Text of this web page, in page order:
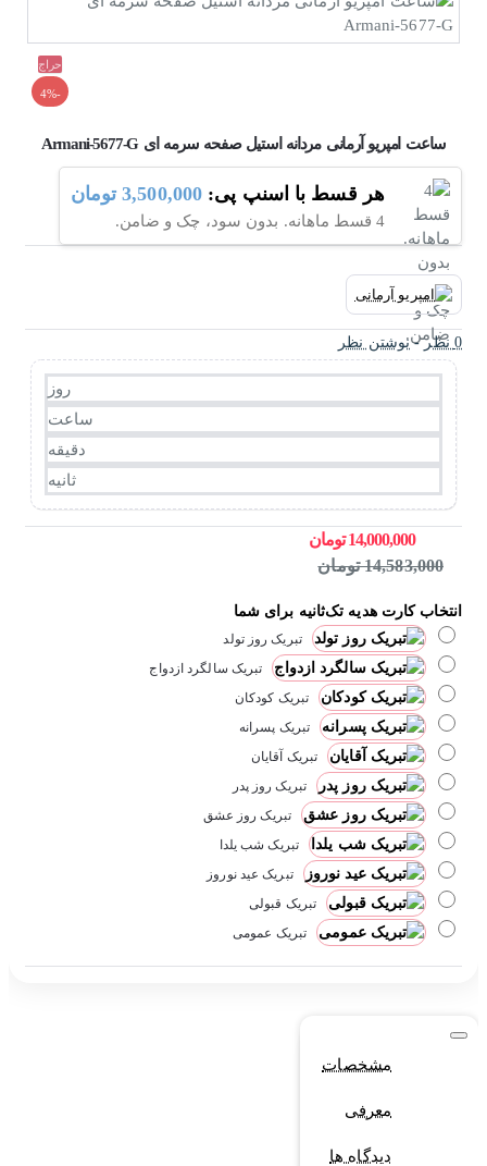
حراج
-4%
ساعت امپریو آرمانی مردانه استیل صفحه سرمه ای Armani-5677-G
هر قسط با اسنپ پی: 3,500,000 تومان
4 قسط ماهانه. بدون سود، چک و ضامن.
0 نظر - نوشتن نظر
روز
ساعت
دقیقه
ثانیه
14,000,000 تومان
14,583,000 تومان
انتخاب کارت هدیه تک‌ثانیه برای شما
تبریک روز تولد
تبریک سالگرد ازدواج
تبریک کودکان
تبریک پسرانه
تبریک آقایان
تبریک روز پدر
تبریک روز عشق
تبریک شب یلدا
تبریک عید نوروز
تبریک قبولی
تبریک عمومی
مشخصات
معرفی
دیدگاه ها